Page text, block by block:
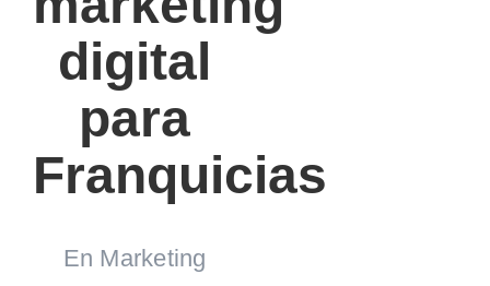
digital
para
Franquicias
En Marketing